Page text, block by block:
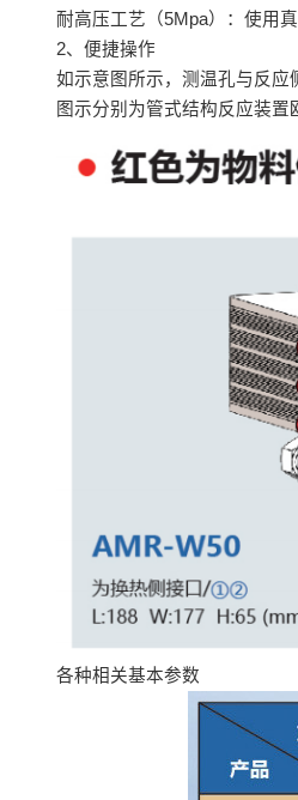
耐高压工艺（5Mpa）：使用
2、便捷操作
如示意图所示，测温孔与反
图示分别为管式结构反应装
各种相关基本参数